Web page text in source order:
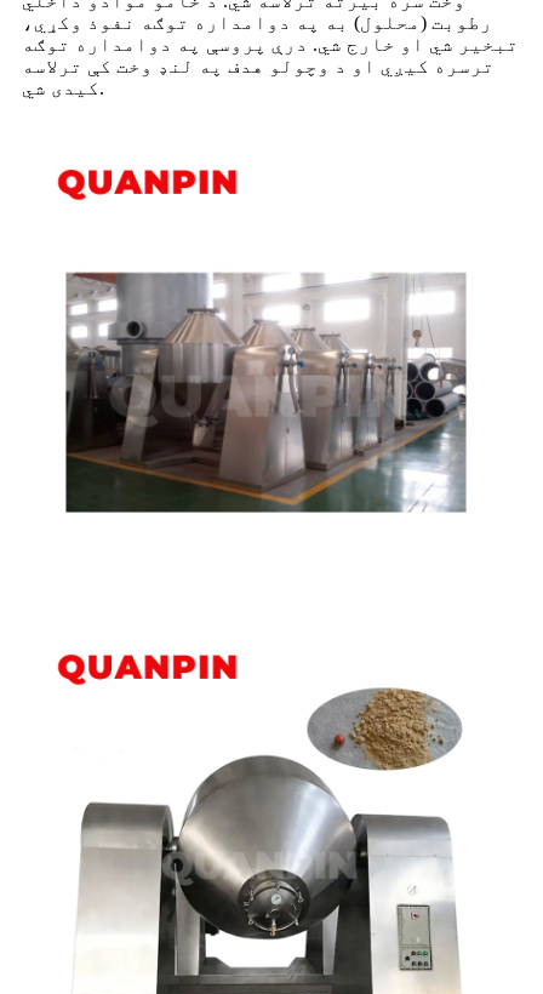
رطوبت (محلول) به په دوامداره توګه نفوذ وکړي،
تبخیر شي او خارج شي. درې پروسې په دوامداره توګه
ترسره کیږي او د وچولو هدف په لنډ وخت کې ترلاسه
کیدی شي.